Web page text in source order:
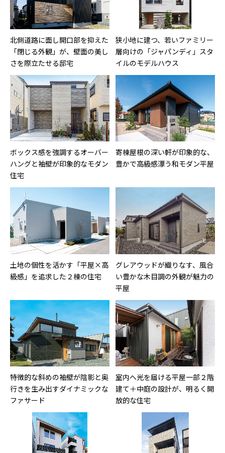
北側道路に面し開口部を抑えた
「閉じる外観」が、壁面の美し
さを際立たせる邸宅
狭小地に建つ、若いファミリー
層向けの「ジャパンディ」スタ
イルのモデルハウス
ボックス感を強調するオーバー
ハングと袖壁が印象的なモダン
住宅
寄棟屋根の深い軒が印象的な、
豊かで高級感漂う和モダン平屋
土地の個性を活かす「平屋×高
級感」を追求した２棟の住宅
グレアウッドが織りなす、風合
い豊かな木目調の外観が魅力の
平屋
特徴的な斜めの袖壁が陰影と奥
行きを生み出すダイナミックな
ファサード
室内へ光を届ける平屋一部２階
建て＋中庭の設計が、明るく開
放的な住宅